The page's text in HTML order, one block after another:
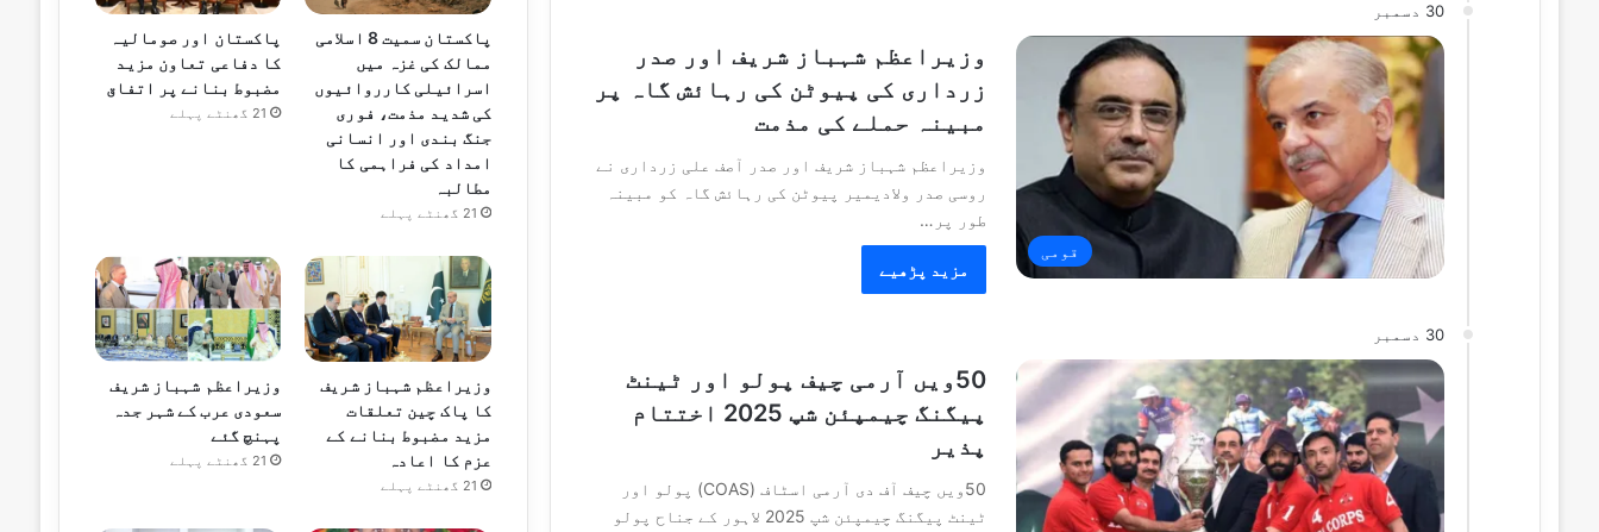
30 دسمبر
قومی
وزیراعظم شہباز شریف اور صدر
زرداری کی پیوٹن کی رہائش گاہ پر
مبینہ حملے کی مذمت
وزیراعظم شہباز شریف اور صدر آصف علی زرداری نے
روسی صدر ولادیمیر پیوٹن کی رہائش گاہ کو مبینہ
طور پر…
مزید پڑھیے
30 دسمبر
50ویں آرمی چیف پولو اور ٹینٹ
پیگنگ چیمپئن شپ 2025 اختتام
پذیر
50ویں چیف آف دی آرمی اسٹاف (COAS) پولو اور
ٹینٹ پیگنگ چیمپئن شپ 2025 لاہور کے جناح پولو
پاکستان سمیت 8 اسلامی
ممالک کی غزہ میں
اسرائیلی کارروائیوں
کی شدید مذمت، فوری
جنگ بندی اور انسانی
امداد کی فراہمی کا
مطالبہ
21 گھنٹے پہلے
پاکستان اور صومالیہ
کا دفاعی تعاون مزید
مضبوط بنانے پر اتفاق
21 گھنٹے پہلے
وزیراعظم شہباز شریف
کا پاک چین تعلقات
مزید مضبوط بنانے کے
عزم کا اعادہ
21 گھنٹے پہلے
وزیراعظم شہباز شریف
سعودی عرب کے شہر جدہ
پہنچ گئے
21 گھنٹے پہلے